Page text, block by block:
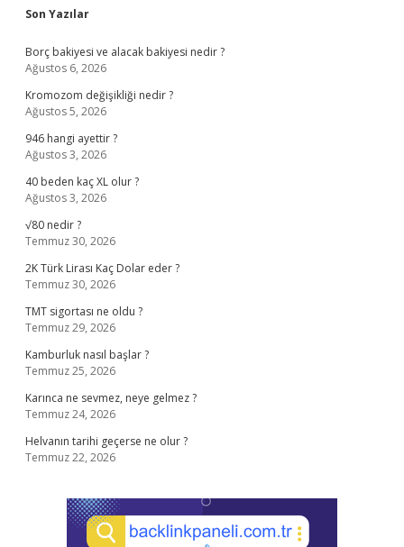
Sidebar
Son Yazılar
Borç bakiyesi ve alacak bakiyesi nedir ?
Ağustos 6, 2026
Kromozom değişikliği nedir ?
Ağustos 5, 2026
946 hangi ayettir ?
Ağustos 3, 2026
40 beden kaç XL olur ?
Ağustos 3, 2026
√80 nedir ?
Temmuz 30, 2026
2K Türk Lirası Kaç Dolar eder ?
Temmuz 30, 2026
TMT sigortası ne oldu ?
Temmuz 29, 2026
Kamburluk nasıl başlar ?
Temmuz 25, 2026
Karınca ne sevmez, neye gelmez ?
Temmuz 24, 2026
Helvanın tarihi geçerse ne olur ?
Temmuz 22, 2026